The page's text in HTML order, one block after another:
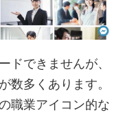
ドできませんが、
数多くあります。
職業アイコン的な